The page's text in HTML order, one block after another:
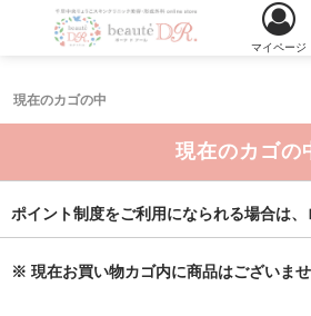
現在のカゴの中
マイページ
現在のカゴの
ポイント制度をご利用になられる場合は、
※ 現在お買い物カゴ内に商品はございませ